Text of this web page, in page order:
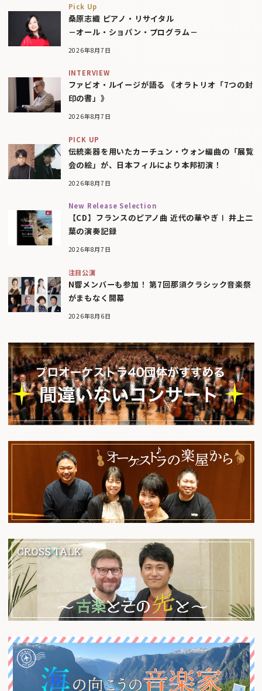
Pick Up
桑原志織 ピアノ・リサイタル
－オール・ショパン・プログラム－
2026年8月7日
INTERVIEW
ファビオ・ルイージが語る 《オラトリオ「7つの封
印の書」》
2026年8月7日
PICK UP
伝統楽器を用いたカーチュン・ウォン編曲の「展覧
会の絵」が、日本フィルにより本邦初演！
2026年8月7日
New Release Selection
【CD】フランスのピアノ曲 近代の華やぎⅠ 井上二
葉の演奏記録
2026年8月7日
注目公演
N響メンバーも参加！ 第7回那須クラシック音楽祭
がまもなく開幕
2026年8月6日